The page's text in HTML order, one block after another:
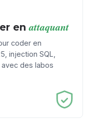
enattaquant
coder en
injection SQL,
des labos